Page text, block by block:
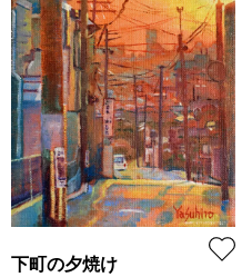
下町の夕焼け